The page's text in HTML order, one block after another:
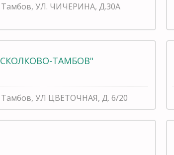
Тамбов, УЛ. ЧИЧЕРИНА, Д.30А
ТАМБОВ"
Тамбов, УЛ ЦВЕТОЧНАЯ, Д. 6/20